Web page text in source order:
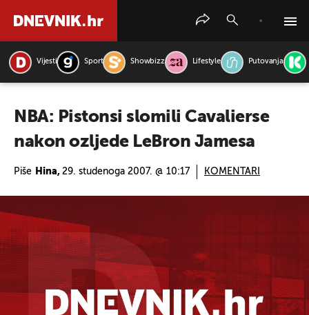
Vijesti Sport Showbizz Lifestyle Putovanja
NBA: Pistonsi slomili Cavalierse
nakon ozljede LeBron Jamesa
Piše Hina, 29. studenoga 2007. @ 10:17 KOMENTARI
PRETRAŽITE VIJESTI